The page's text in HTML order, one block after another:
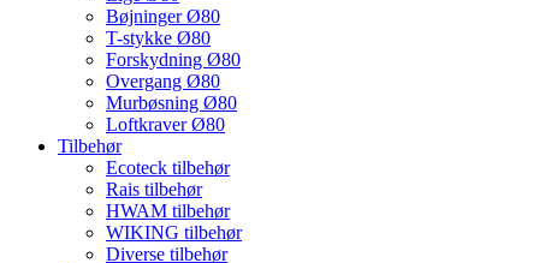
Bøjninger Ø80
T-stykke Ø80
Forskydning Ø80
Overgang Ø80
Murbøsning Ø80
Loftkraver Ø80
Tilbehør
Ecoteck tilbehør
Rais tilbehør
HWAM tilbehør
WIKING tilbehør
Diverse tilbehør